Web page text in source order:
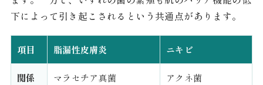
下によって引き起こされるという共通点があります。
項目 脂漏性皮膚炎 ニキビ
関係
マラセチア真菌 アクネ菌